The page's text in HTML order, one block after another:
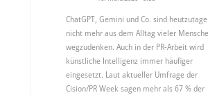
ChatGPT, Gemini und Co. sind heutzutage
nicht mehr aus dem Alltag vieler
wegzudenken. Auch in der PR-Arbeit wird
künstliche Intelligenz immer häufiger
eingesetzt. Laut aktueller Umfrage der
Cision/PR Week sagen mehr als 67 % der